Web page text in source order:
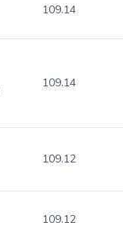
109.14
109.14
109.12
109.12